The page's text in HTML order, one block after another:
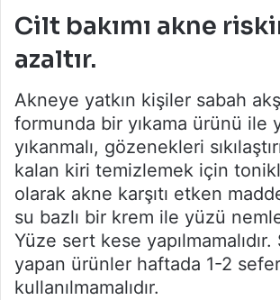
Cilt bakımı akne
azaltır.
Akneye yatkın kişiler sabah
formunda bir yıkama ürünü ile
yıkanmalı, gözenekleri
kalan kiri temizlemek için
olarak akne karşıtı etken
su bazlı bir krem ile yüzü
Yüze sert kese
yapan ürünler haftada 1-2
kullanılmamalıdır.